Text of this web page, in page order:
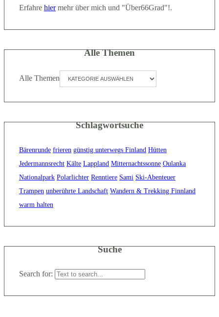
Erfahre hiermehr über mich und "Über66Grad"!.
Alle Themen
Alle Themen
Schlagwortsuche
Bärenrunde frieren günstig unterwegs Finland Hütten
Jedermannsrecht Kälte Lappland Mitternachtssonne Oulanka
Nationalpark Polarlichter Renntiere Sami Ski-Abenteuer
Trampen unberührte Landschaft Wandern & Trekking Finnland
warm halten
Suche
Search for: